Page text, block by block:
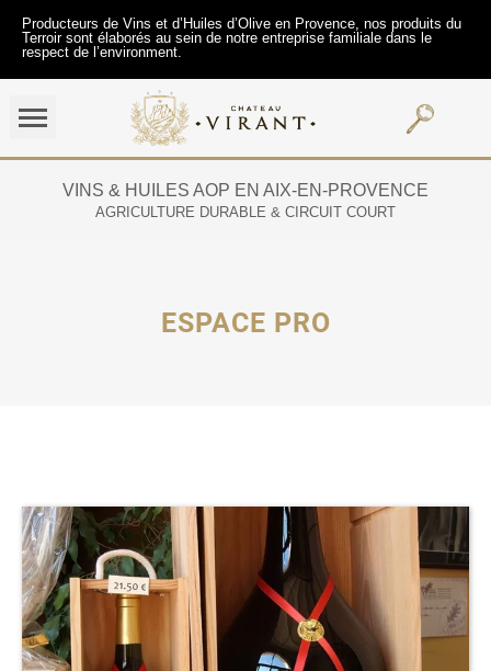
Producteurs de Vins et d’Huiles d’Olive en Provence, nos produits du
Terroir sont élaborés au sein de notre entreprise familiale dans le
respect de l’environment.
VINS & HUILES AOP EN AIX-EN-PROVENCE
AGRICULTURE DURABLE & CIRCUIT COURT
ESPACE PRO